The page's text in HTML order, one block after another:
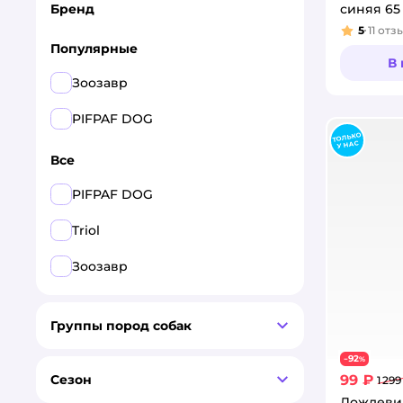
синяя 65
5 11
В
−92%
99 ₽ 1
Бренд
Популярные
Зоозавр
PIFPAF DOG
Все
PIFPAF DOG
Triol
Зоозавр
Группы пород собак
Сезон